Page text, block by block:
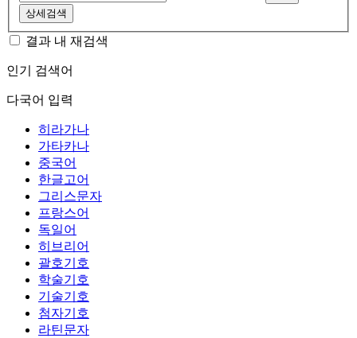
상세검색
결과 내 재검색
인기 검색어
다국어 입력
히라가나
가타카나
중국어
한글고어
그리스문자
프랑스어
독일어
히브리어
괄호기호
학술기호
기술기호
첨자기호
라틴문자